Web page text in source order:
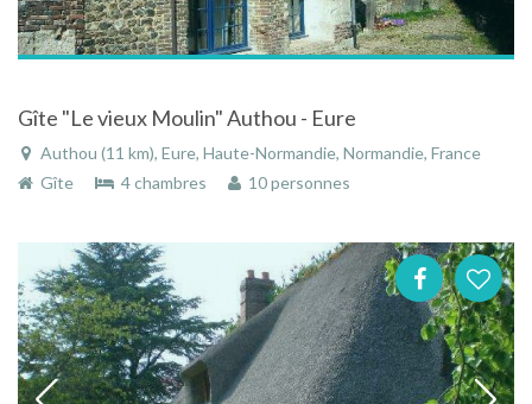
Gîte "Le vieux Moulin" Authou - Eure
Authou (11 km), Eure, Haute-Normandie, Normandie, France
Gîte
4 chambres 10 personnes